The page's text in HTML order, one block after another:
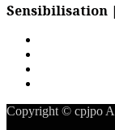
Sensibilisation
Copyright © cpjpo